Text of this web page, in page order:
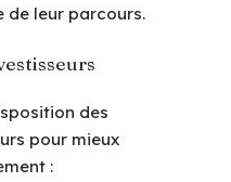
de leur parcours.
des
pour mieux
: